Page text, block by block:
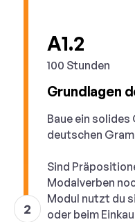
A1.2
100 Stunden
2
Grundlagen
Baue ein
deutschen
Sind
Modalverben
Modul nutzt du
oder beim